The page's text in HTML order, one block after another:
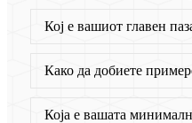
Кој е вашиот главен
Како да добиете
Која е вашата